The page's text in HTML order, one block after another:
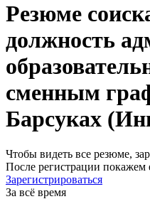
Резюме
должность
сменным
Барсуках
Чтобы видеть все резюме,
После регистрации
Зарегистрироваться
За всё время